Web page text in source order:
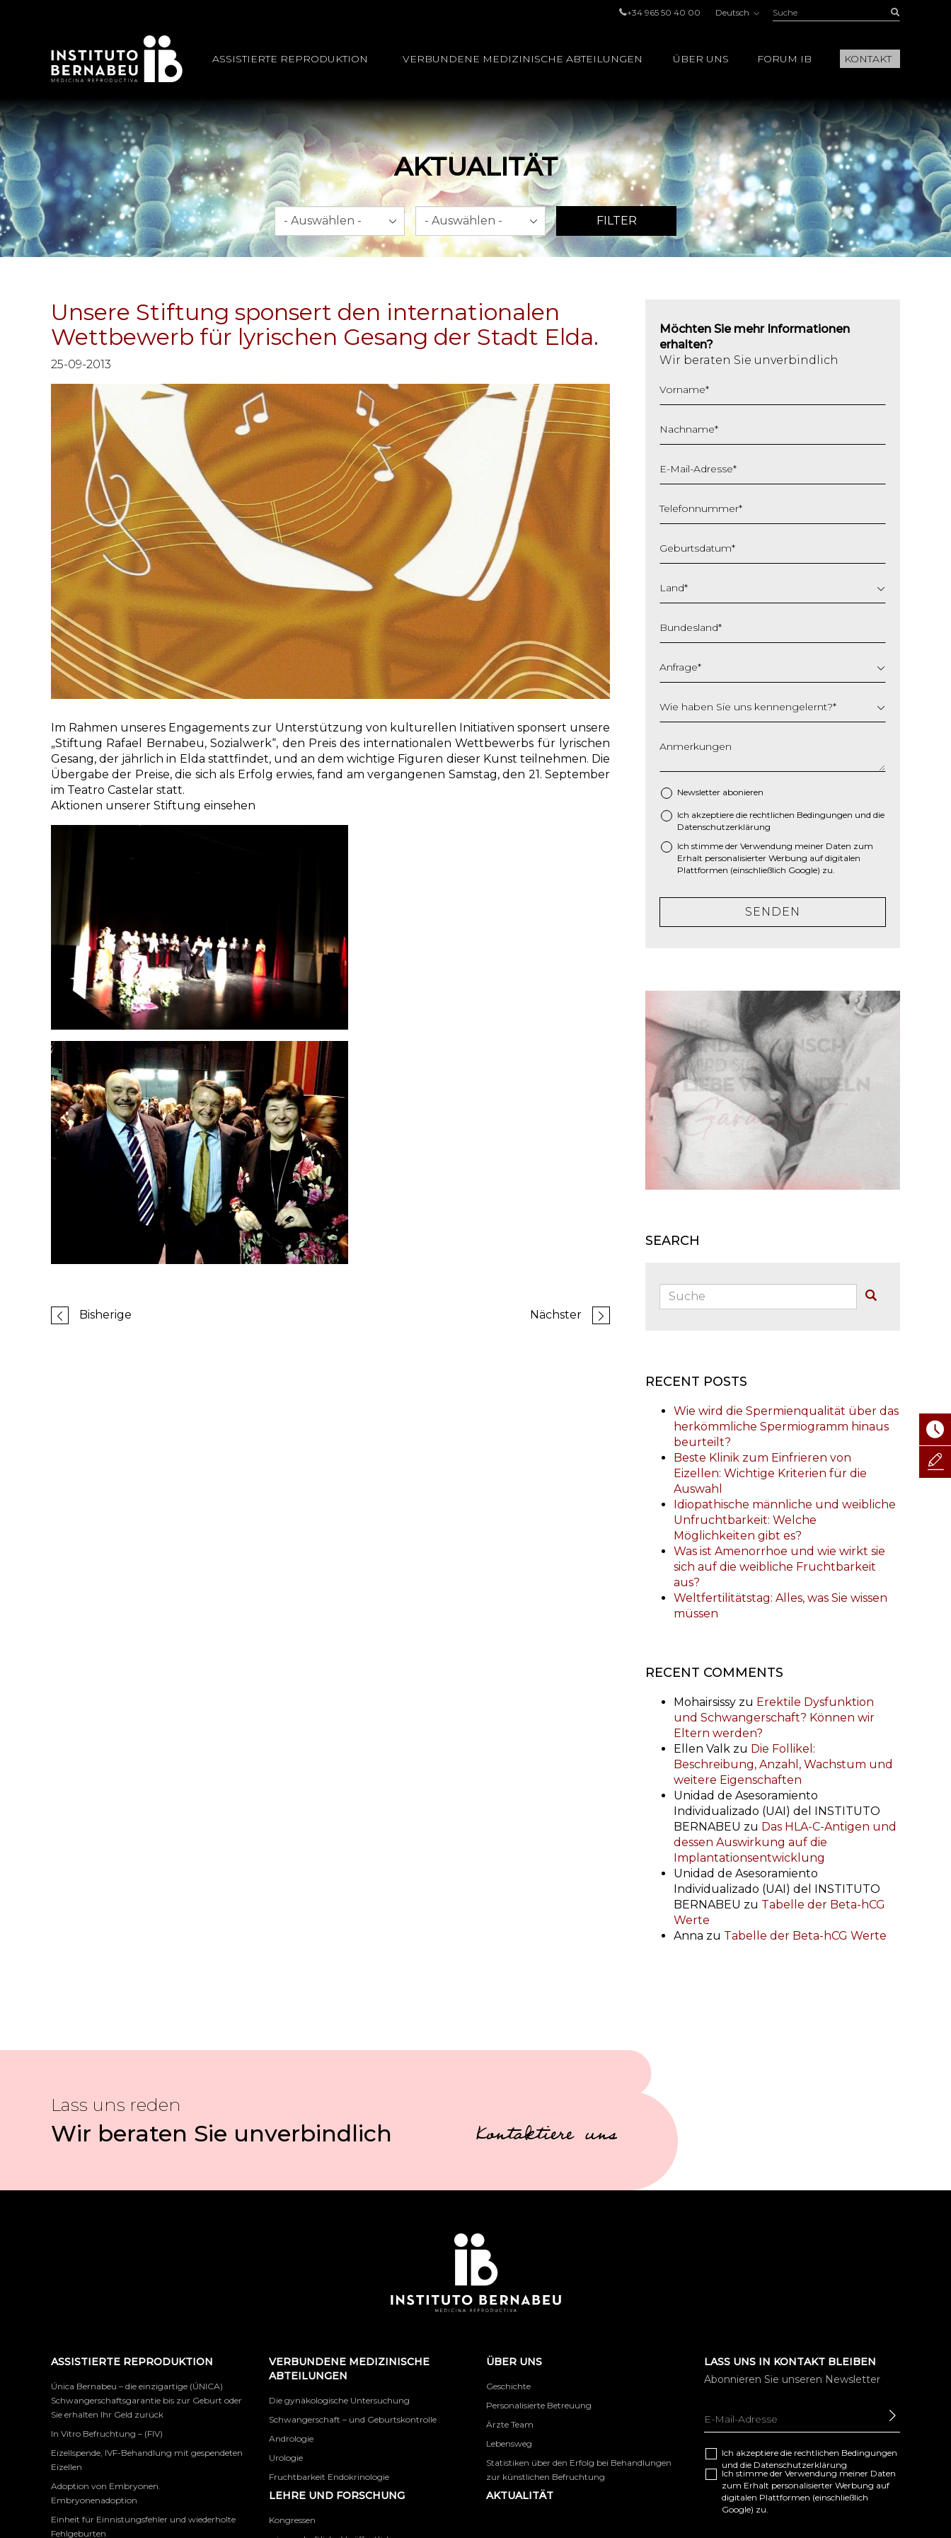
+34 965 50 40 00 Deutsch Suche:
ASSISTIERTE REPRODUKTION VERBUNDENE MEDIZINISCHE ABTEILUNGEN ÜBER UNS FORUM IB KONTAKT
AKTUALITÄT
Monat Jahr
FILTER
Unsere Stiftung sponsert den internationalen
Wettbewerb für lyrischen Gesang der Stadt Elda.
25-09-2013
Im Rahmen unseres Engagements zur Unterstützung von kulturellen Initiativen sponsert unsere
„Stiftung Rafael Bernabeu, Sozialwerk“, den Preis des internationalen Wettbewerbs für lyrischen
Gesang, der jährlich in Elda stattfindet, und an dem wichtige Figuren dieser Kunst teilnehmen. Die
Übergabe der Preise, die sich als Erfolg erwies, fand am vergangenen Samstag, den 21. September
im Teatro Castelar statt.
Aktionen unserer Stiftung einsehen
Bisherige Nächster
Möchten Sie mehr Informationen
erhalten?
Wir beraten Sie unverbindlich
Vorname*
Nachname*
E-Mail-Adresse*
Telefonnummer*
Geburtsdatum*
Schrägstrich
MM
JJJJ
Land*
Bundesland*
Anfrage*
Wie haben Sie uns kennengelernt?*
Anmerkungen
Newsletter abonieren
* Ich akzeptiere die rechtlichen Bedingungen und die
Datenschutzerklärung
Ich stimme der Verwendung meiner Daten zum
Erhalt personalisierter Werbung auf digitalen
Plattformen (einschließlich Google) zu.
SENDEN
SEARCH
Suche:
RECENT POSTS
Wie wird die Spermienqualität über das
herkömmliche Spermiogramm hinaus
beurteilt?
Beste Klinik zum Einfrieren von
Eizellen: Wichtige Kriterien für die
Auswahl
Idiopathische männliche und weibliche
Unfruchtbarkeit: Welche
Möglichkeiten gibt es?
Was ist Amenorrhoe und wie wirkt sie
sich auf die weibliche Fruchtbarkeit
aus?
Weltfertilitätstag: Alles, was Sie wissen
müssen
RECENT COMMENTS
Mohairsissy zu Erektile Dysfunktion
und Schwangerschaft? Können wir
Eltern werden?
Ellen Valk zu Die Follikel:
Beschreibung, Anzahl, Wachstum und
weitere Eigenschaften
Unidad de Asesoramiento
Individualizado (UAI) del INSTITUTO
BERNABEU zu Das HLA-C-Antigen und
dessen Auswirkung auf die
Implantationsentwicklung
Unidad de Asesoramiento
Individualizado (UAI) del INSTITUTO
BERNABEU zu Tabelle der Beta-hCG
Werte
Anna zu Tabelle der Beta-hCG Werte
Lass uns reden
Wir beraten Sie unverbindlich Kontaktiere uns
ASSISTIERTE REPRODUKTION
Única Bernabeu – die einzigartige (ÚNICA)
Schwangerschaftsgarantie bis zur Geburt oder
Sie erhalten Ihr Geld zurück
In Vitro Befruchtung – (FIV)
Eizellspende, IVF-Behandlung mit gespendeten
Eizellen
Adoption von Embryonen.
Embryonenadoption
Einheit für Einnistungsfehler und wiederholte
Fehlgeburten
VERBUNDENE MEDIZINISCHE
ABTEILUNGEN
Die gynäkologische Untersuchung
Schwangerschaft – und Geburtskontrolle
Andrologie
Urologie
Fruchtbarkeit Endokrinologie
LEHRE UND FORSCHUNG
Kongressen
ÜBER UNS
Geschichte
Personalisierte Betreuung
Ärzte Team
Lebensweg
Statistiken über den Erfolg bei Behandlungen
zur künstlichen Befruchtung
AKTUALITÄT
LASS UNS IN KONTAKT BLEIBEN
Abonnieren Sie unseren Newsletter
Ich akzeptiere die rechtlichen Bedingungen
und die Datenschutzerklärung
Ich stimme der Verwendung meiner Daten
zum Erhalt personalisierter Werbung auf
digitalen Plattformen (einschließlich
Google) zu.